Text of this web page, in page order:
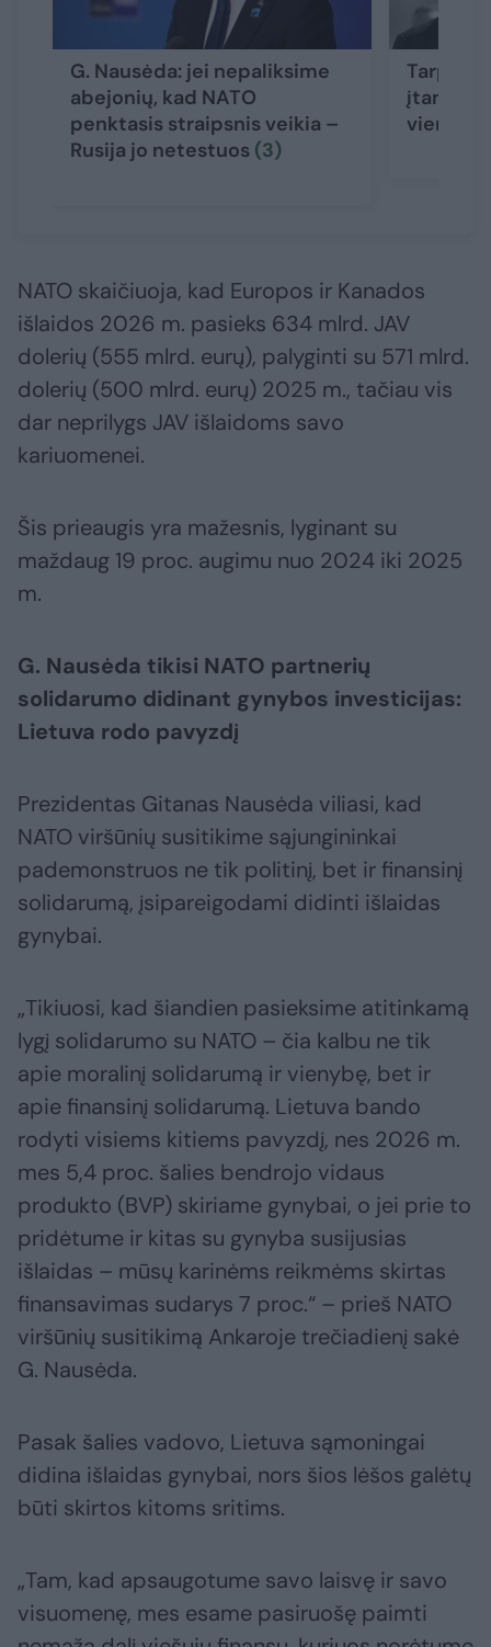
G. Nausėda: jei nepaliksime
abejonių, kad NATO
penktasis straipsnis veikia –
Rusija jo netestuos (3)
Tarp
įtampa:
vieno
NATO skaičiuoja, kad Europos ir Kanados
išlaidos 2026 m. pasieks 634 mlrd. JAV
dolerių (555 mlrd. eurų), palyginti su 571 mlrd.
dolerių (500 mlrd. eurų) 2025 m., tačiau vis
dar neprilygs JAV išlaidoms savo
kariuomenei.
Šis prieaugis yra mažesnis, lyginant su
maždaug 19 proc. augimu nuo 2024 iki 2025
m.
G. Nausėda tikisi NATO partnerių
solidarumo didinant gynybos investicijas:
Lietuva rodo pavyzdį
Prezidentas Gitanas Nausėda viliasi, kad
NATO viršūnių susitikime sąjungininkai
pademonstruos ne tik politinį, bet ir finansinį
solidarumą, įsipareigodami didinti išlaidas
gynybai.
„Tikiuosi, kad šiandien pasieksime atitinkamą
lygį solidarumo su NATO – čia kalbu ne tik
apie moralinį solidarumą ir vienybę, bet ir
apie finansinį solidarumą. Lietuva bando
rodyti visiems kitiems pavyzdį, nes 2026 m.
mes 5,4 proc. šalies bendrojo vidaus
produkto (BVP) skiriame gynybai, o jei prie to
pridėtume ir kitas su gynyba susijusias
išlaidas – mūsų karinėms reikmėms skirtas
finansavimas sudarys 7 proc.“ – prieš NATO
viršūnių susitikimą Ankaroje trečiadienį sakė
G. Nausėda.
Pasak šalies vadovo, Lietuva sąmoningai
didina išlaidas gynybai, nors šios lėšos galėtų
būti skirtos kitoms sritims.
„Tam, kad apsaugotume savo laisvę ir savo
visuomenę, mes esame pasiruošę paimti